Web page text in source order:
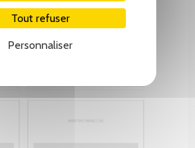
Tout refuser
Personnaliser